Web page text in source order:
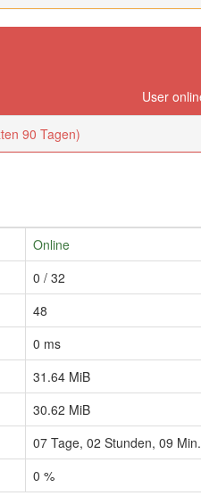
User
90 Tagen)
Online
0 / 32
48
0 ms
31.64 MiB
30.62 MiB
07 Tage, 02 Stunden, 09
0 %